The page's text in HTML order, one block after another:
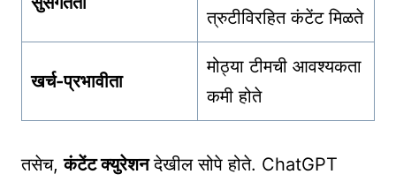
त्रुटीविरहित कंटेंट मिळते
खर्च-प्रभावीता
मोठ्या टीमची आवश्यकता
कमी होते
तसेच,कंटेंट क्युरेशनदेखील सोपे होते. ChatGPT